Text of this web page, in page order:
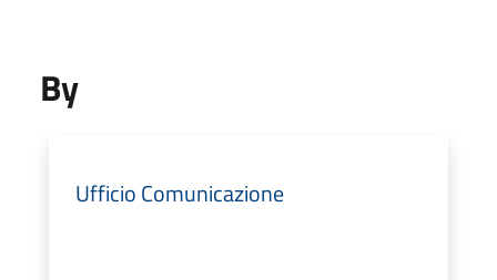
By
Ufficio Comunicazione